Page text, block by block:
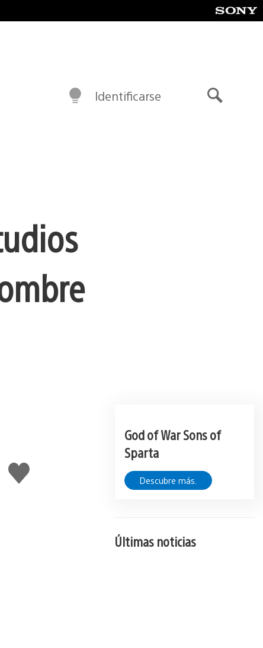
Identificarse
Me
gusta
esto
God of War Sons of
Sparta
Descubre más.
Últimas noticias